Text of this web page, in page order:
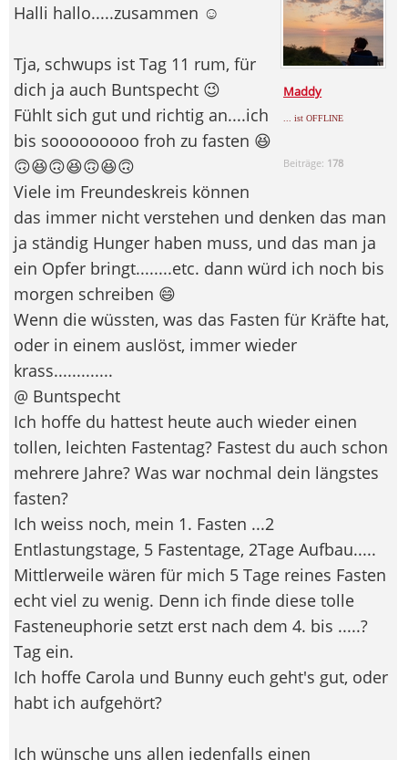
Maddy
... ist OFFLINE
Beiträge: 178
Halli hallo.....zusammen ☺
Tja, schwups ist Tag 11 rum, für
dich ja auch Buntspecht 😉
Fühlt sich gut und richtig an....ich
bis sooooooooo froh zu fasten 😆
🙃😆🙃😆🙃😆🙃
Viele im Freundeskreis können
das immer nicht verstehen und denken das man
ja ständig Hunger haben muss, und das man ja
ein Opfer bringt........etc. dann würd ich noch bis
morgen schreiben 😄
Wenn die wüssten, was das Fasten für Kräfte hat,
oder in einem auslöst, immer wieder
krass.............
@ Buntspecht
Ich hoffe du hattest heute auch wieder einen
tollen, leichten Fastentag? Fastest du auch schon
mehrere Jahre? Was war nochmal dein längstes
fasten?
Ich weiss noch, mein 1. Fasten ...2
Entlastungstage, 5 Fastentage, 2Tage Aufbau.....
Mittlerweile wären für mich 5 Tage reines Fasten
echt viel zu wenig. Denn ich finde diese tolle
Fasteneuphorie setzt erst nach dem 4. bis .....?
Tag ein.
Ich hoffe Carola und Bunny euch geht's gut, oder
habt ich aufgehört?
Ich wünsche uns allen jedenfalls einen